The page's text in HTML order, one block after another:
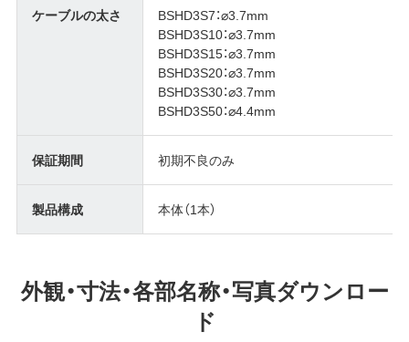
ケーブルの太さ
BSHD3S7：⌀3.7mm
BSHD3S10：⌀3.7mm
BSHD3S15：⌀3.7mm
BSHD3S20：⌀3.7mm
BSHD3S30：⌀3.7mm
BSHD3S50：⌀4.4mm
保証期間 初期不良のみ
製品構成 本体（1本）
外観・寸法・各部名称・写真ダウンロー
ド